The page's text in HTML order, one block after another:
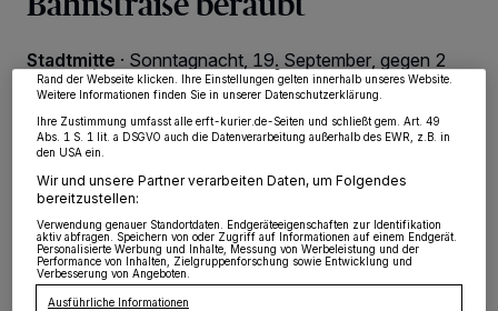
Stadtmitte · Sonntagnacht, 19. September, gegen 2
Uhr, waren drei Grevenbroicher im Alter von 37 bis 39
Jahren zu Fuß auf der Bahnstraße unterwegs. Auf
Höhe einer Imbissstube hielt ein Auto neben ihnen und
vier Unbekannte stiegen aus und umringten die Männer.
Dabei forderten sie das Bargeld der Fußgänger.
20.09.2021 , 16:14 Uhr Eine Minute Lesezeit
Zwecke. Wenn Tracker deaktiviert sind, sind manche Inhalte und Anzeigen
widerrufen, indem Sie auf den Link Einstellungen oder Ablehnen am unteren
Rand der Webseite klicken. Ihre Einstellungen gelten innerhalb unseres Website.
Weitere Informationen finden Sie in unserer Datenschutzerklärung.
Ihre Zustimmung umfasst alle erft-kurier.de-Seiten und schließt gem. Art. 49
Abs. 1 S. 1 lit. a DSGVO auch die Datenverarbeitung außerhalb des EWR, z.B. in
den USA ein.
Wir und unsere Partner verarbeiten Daten, um Folgendes
bereitzustellen:
Verwendung genauer Standortdaten. Endgeräteeigenschaften zur Identifikation
aktiv abfragen. Speichern von oder Zugriff auf Informationen auf einem Endgerät.
Personalisierte Werbung und Inhalte, Messung von Werbeleistung und der
Performance von Inhalten, Zielgruppenforschung sowie Entwicklung und
Verbesserung von Angeboten.
Ausführliche Informationen